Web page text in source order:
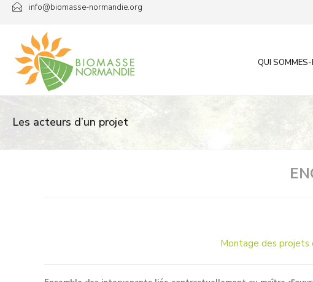
Passer
contenu
info@biomasse-normandie.org
QUI SOMMES-
Les acteurs d’un projet
Montage des projets